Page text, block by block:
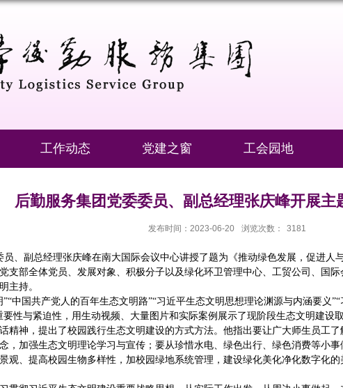
工作动态 党建之窗 工会园地
后勤服务集团党委委员、副总经理张庆峰开展主
发布时间：2023-06-20 浏览次数： 3181
员、副总经理张庆峰在南大国际会议中心讲授了题为《推动绿色发展，促进
支部全体党员、发展对象、积极分子以及绿化环卫管理中心、工贸公司、国
主持。
中国共产党人的百年生态文明路”“习近平生态文明思想理论渊源与内涵要义
性与紧迫性，用生动视频、大量图片和实际案例展示了现阶段生态文明建设
精神，提出了校园践行生态文明建设的方式方法。他指出要让广大师生员工
，加强生态文明理论学习与宣传；要从珍惜水电、绿色出行、绿色消费等小
观、提高校园生物多样性，加校园绿地系统管理，建设绿化美化净化数字化